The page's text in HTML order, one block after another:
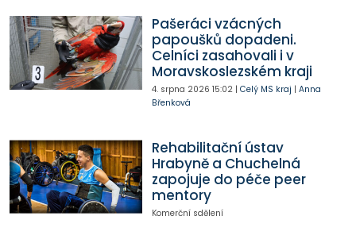
Pašeráci vzácných
papoušků dopadeni.
Celníci zasahovali i v
Moravskoslezském kraji
4. srpna 2026 15:02| Celý MS kraj | Anna
Břenková
Rehabilitační ústav
Hrabyně a Chuchelná
zapojuje do péče peer
mentory
Komerční sdělení